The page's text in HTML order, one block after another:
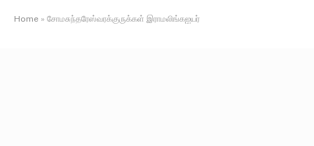
Home » சோமசுந்தரேஸ்வரக்குருக்கள் இராமலிங்கஐயர்